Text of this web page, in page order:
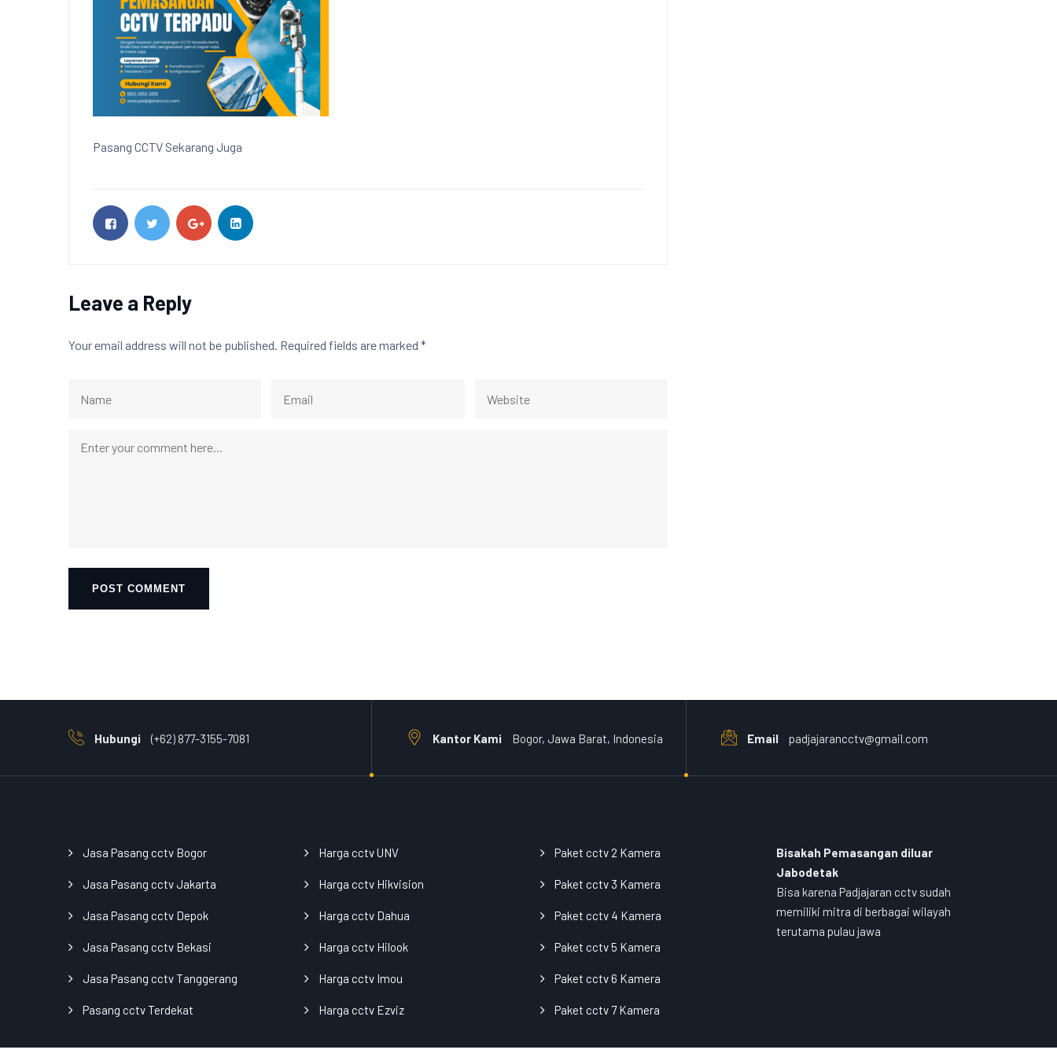
Pasang CCTV Sekarang Juga
Leave a Reply
Your email address will not be published. Required fields are marked *
Hubungi (+62) 877-3155-7081 Kantor Kami Bogor, Jawa Barat, Indonesia Email padjajarancctv@gmail.com
Jasa Pasang cctv Bogor
Jasa Pasang cctv Jakarta
Jasa Pasang cctv Depok
Jasa Pasang cctv Bekasi
Jasa Pasang cctv Tanggerang
Pasang cctv Terdekat
Harga cctv UNV
Harga cctv Hikvision
Harga cctv Dahua
Harga cctv Hilook
Harga cctv Imou
Harga cctv Ezviz
Paket cctv 2 Kamera
Paket cctv 3 Kamera
Paket cctv 4 Kamera
Paket cctv 5 Kamera
Paket cctv 6 Kamera
Paket cctv 7 Kamera
Bisakah Pemasangan diluar
Jabodetak
Bisa karena Padjajaran cctv sudah
memiliki mitra di berbagai wilayah
terutama pulau jawa